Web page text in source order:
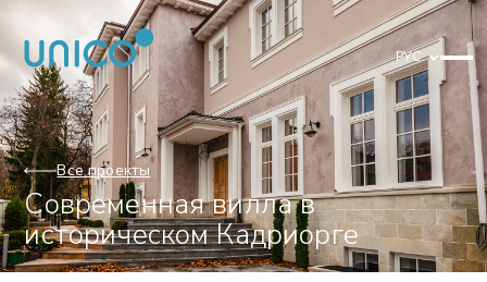
РУС
Все проекты
Современная вилла в
историческом Кадриорге